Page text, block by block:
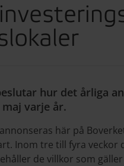
hur det årliga
varje år.
här på
Inom tre till fyra veckor
de villkor som